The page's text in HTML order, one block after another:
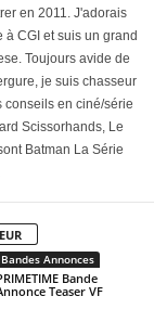
en 2011. J'adorais
CGI et suis un grand
Toujours avide de
je suis chasseur
conseils en ciné/série
Scissorhands, Le
Batman La Série
Bandes Annonces
Bande
Teaser VF